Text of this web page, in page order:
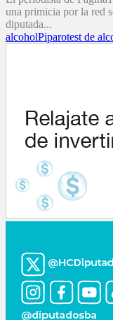
una primicia por la red
diputada...
alcoholPiparotest de